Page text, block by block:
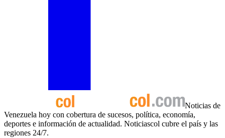
Noticias de
Venezuela hoy con cobertura de sucesos, política, economía,
deportes e información de actualidad. Noticiascol cubre el país y las
regiones 24/7.